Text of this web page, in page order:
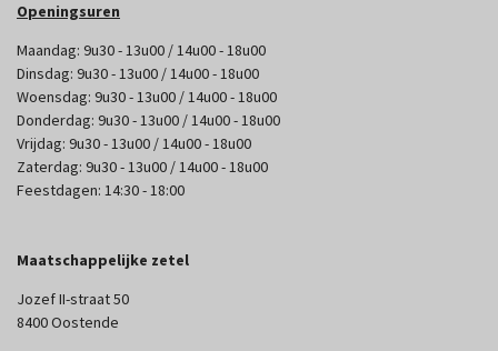
Openingsuren
Maandag: 9u30 - 13u00 / 14u00 - 18u00
Dinsdag: 9u30 - 13u00 / 14u00 - 18u00
Woensdag: 9u30 - 13u00 / 14u00 - 18u00
Donderdag: 9u30 - 13u00 / 14u00 - 18u00
Vrijdag: 9u30 - 13u00 / 14u00 - 18u00
Zaterdag: 9u30 - 13u00 / 14u00 - 18u00
Feestdagen: 14:30 - 18:00
Maatschappelijke zetel
Jozef II-straat 50
8400 Oostende